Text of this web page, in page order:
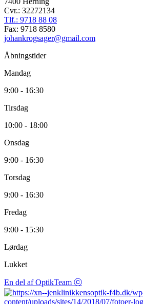
Cvr.: 32272134
Tlf.: 9718 88 08
Fax: 9718 8580
johankrogsager@gmail.com
Åbningstider
Mandag
9:00 - 16:30
Tirsdag
10:00 - 18:00
Onsdag
9:00 - 16:30
Torsdag
9:00 - 16:30
Fredag
9:00 - 15:30
Lørdag
Lukket
En del af OptikTeam ⓒ